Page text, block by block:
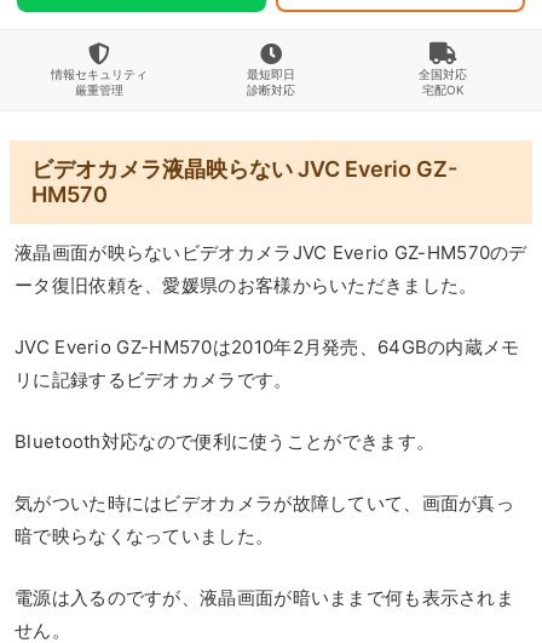
情報セキュリティ
厳重管理
最短即日
診断対応
全国対応
宅配OK
ビデオカメラ液晶映らない JVC Everio GZ-
HM570
液晶画面が映らないビデオカメラJVC Everio GZ-HM570のデ
ータ復旧依頼を、愛媛県のお客様からいただきました。
JVC Everio GZ-HM570は2010年2月発売、64GBの内蔵メモ
リに記録するビデオカメラです。
Bluetooth対応なので便利に使うことができます。
気がついた時にはビデオカメラが故障していて、画面が真っ
暗で映らなくなっていました。
電源は入るのですが、液晶画面が暗いままで何も表示されま
せん。